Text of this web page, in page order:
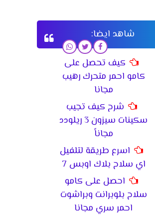
شاهد ايضا:
كيف تحصل على
كامو احمر متحرك رهيب
مجانا
شرح كيف تجيب
سكينات سيزون 3 ريلودد
مجاناً
اسرع طريقة لتلفيل
اي سلاح بلاك اوبس 7
احصل على كامو
سلاح بلوبرانت وبراشوت
احمر سري مجانا